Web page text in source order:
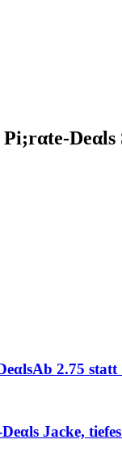
Dеαls
2.75
Jacke,